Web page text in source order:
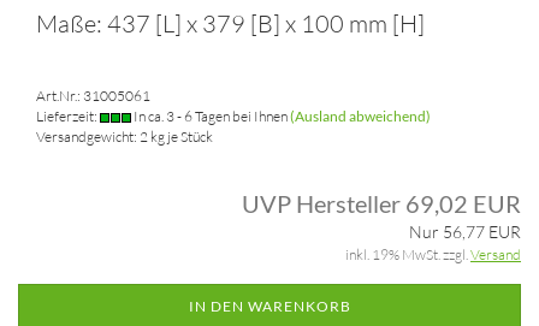
Maße: 437 [L] x 379 [B] x 100 mm [H]
Art.Nr.: 31005061
Lieferzeit:
In ca. 3 - 6 Tagen bei Ihnen(Ausland abweichend)
Versandgewicht: 2 kg je Stück
UVP Hersteller 69,02 EUR
Nur 56,77 EUR
inkl. 19% MwSt. zzgl.Versand
IN DEN WARENKORB